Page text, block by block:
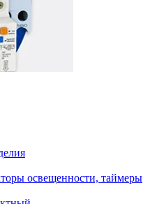
освещенности, таймеры